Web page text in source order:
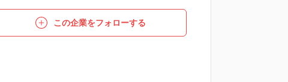
この企業をフォローする